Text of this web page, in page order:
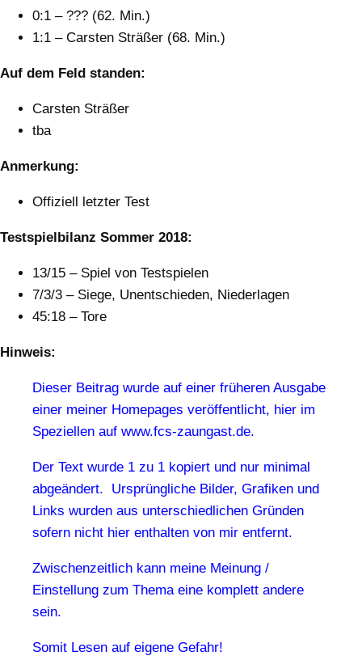
0:1 – ??? (62. Min.)
1:1 – Carsten Sträßer (68. Min.)
Auf dem Feld standen:
Carsten Sträßer
tba
Anmerkung:
Offiziell letzter Test
Testspielbilanz Sommer 2018:
13/15 – Spiel von Testspielen
7/3/3 – Siege, Unentschieden, Niederlagen
45:18 – Tore
Hinweis:
Dieser Beitrag wurde auf einer früheren Ausgabe
einer meiner Homepages veröffentlicht, hier im
Speziellen auf www.fcs-zaungast.de.
Der Text wurde 1 zu 1 kopiert und nur minimal
abgeändert. Ursprüngliche Bilder, Grafiken und
Links wurden aus unterschiedlichen Gründen
sofern nicht hier enthalten von mir entfernt.
Zwischenzeitlich kann meine Meinung /
Einstellung zum Thema eine komplett andere
sein.
Somit Lesen auf eigene Gefahr!